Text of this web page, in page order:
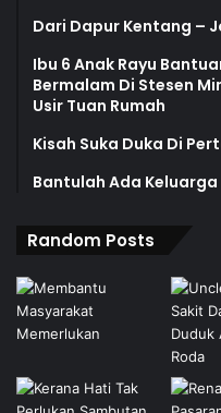
Dari Dapur Kentang –
Ibu 6 Anak Rayu
Bermalam Di Stesen
Usir Tuan Rumah
Kisah Suka Duka Di
Bantulah Ada
Random Posts